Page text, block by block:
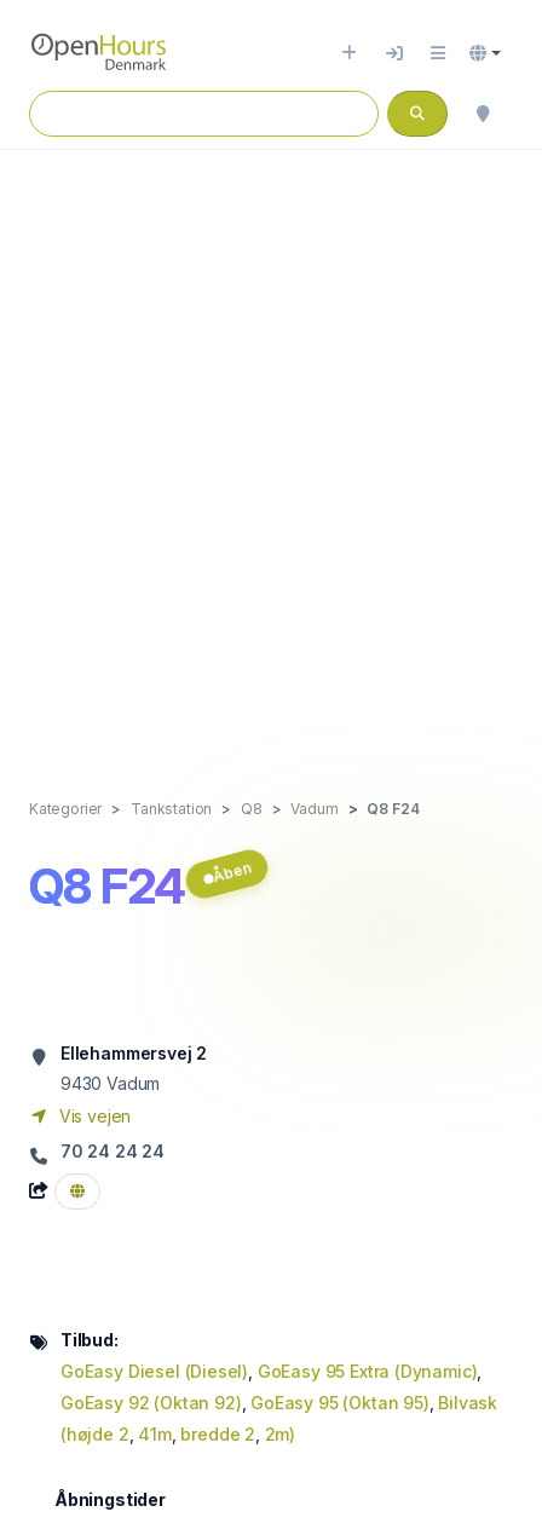
Kategorier Tankstation Q8 Vadum Q8 F24
Q8 F24 Åben
Ellehammersvej 2
9430 Vadum
Vis vejen
70 24 24 24
Tilbud:
GoEasy Diesel (Diesel) GoEasy 95 Extra (Dynamic)
GoEasy 92 (Oktan 92) GoEasy 95 (Oktan 95) Bilvask
(højde 2 41m, bredde 2 2m)
Åbningstider